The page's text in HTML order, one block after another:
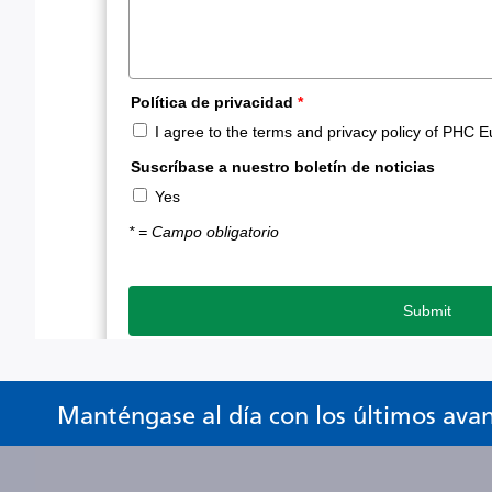
Manténgase al día con los últimos